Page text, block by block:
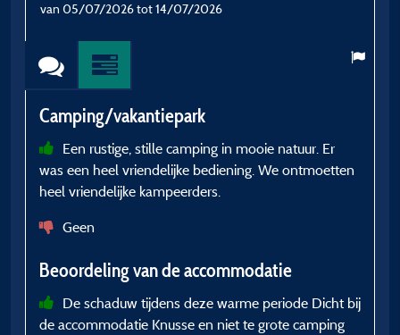
van 05/07/2026 tot 14/07/2026
Camping/vakantiepark
Een rustige, stille camping in mooie natuur. Er
was een heel vriendelijke bediening. We ontmoetten
heel vriendelijke kampeerders.
Geen
Beoordeling van de accommodatie
De schaduw tijdens deze warme periode Dicht bij
de accommodatie Knusse en niet te grote camping